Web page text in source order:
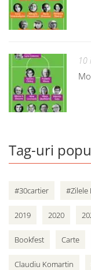
10
Tag-uri
#30cartier #Zilele
2019 2020
Bookfest Carte
Claudiu Komartin